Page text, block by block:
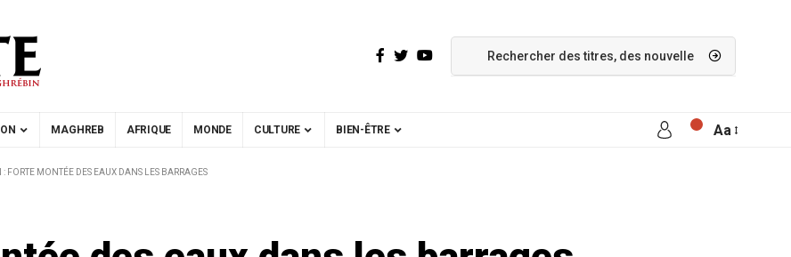
MAGHREB AFRIQUE MONDE CULTURE BIEN-ÊTRE Aa
FORTE MONTÉE DES EAUX DANS LES BARRAGES